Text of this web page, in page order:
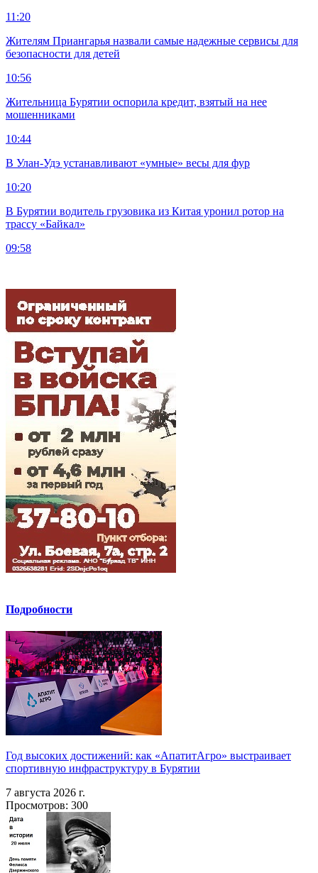
11:20
Жителям Приангарья назвали самые надежные сервисы для
безопасности для детей
10:56
Жительница Бурятии оспорила кредит, взятый на нее
мошенниками
10:44
В Улан-Удэ устанавливают «умные» весы для фур
10:20
В Бурятии водитель грузовика из Китая уронил ротор на
трассу «Байкал»
09:58
Подробности
Год высоких достижений: как «АпатитАгро» выстраивает
спортивную инфраструктуру в Бурятии
7 августа 2026 г.
Просмотров: 300